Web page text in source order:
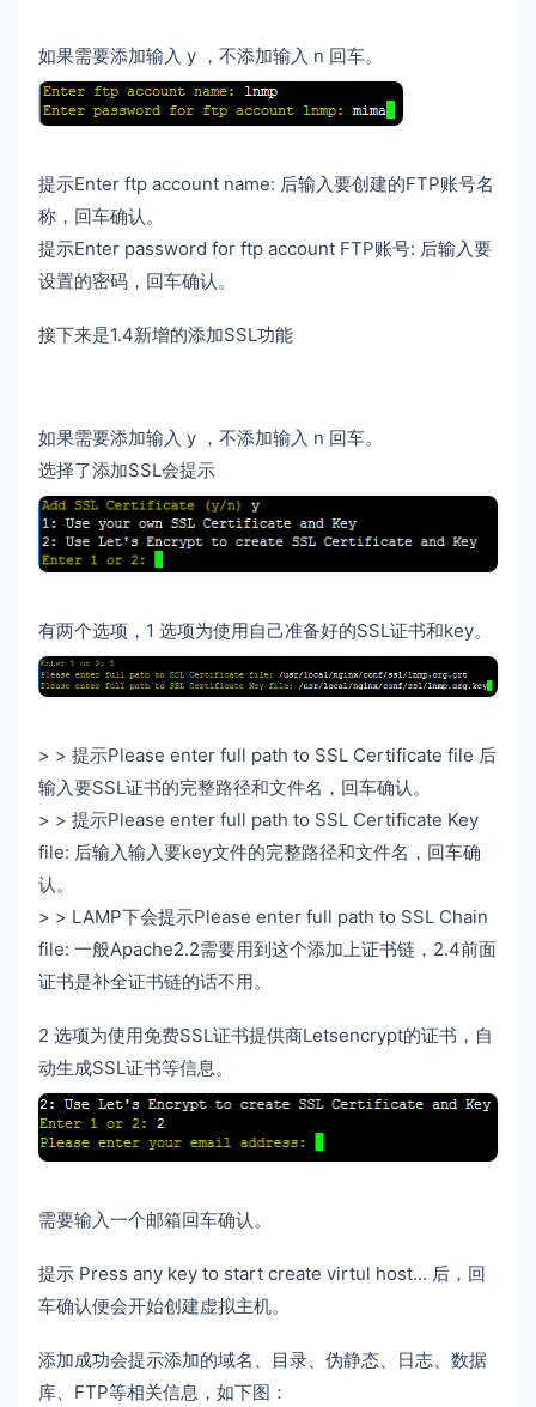
如果需要添加输入 y ，不添加输入 n 回车。
提示Enter ftp account name: 后输入要创建的FTP账号名
称，回车确认。
提示Enter password for ftp account FTP账号: 后输入要
设置的密码，回车确认。
接下来是1.4新增的添加SSL功能
如果需要添加输入 y ，不添加输入 n 回车。
选择了添加SSL会提示
有两个选项，1 选项为使用自己准备好的SSL证书和key。
> > 提示Please enter full path to SSL Certificate file 后
输入要SSL证书的完整路径和文件名，回车确认。
> > 提示Please enter full path to SSL Certificate Key
file: 后输入输入要key文件的完整路径和文件名，回车确
认。
> > LAMP下会提示Please enter full path to SSL Chain
file: 一般Apache2.2需要用到这个添加上证书链，2.4前面
证书是补全证书链的话不用。
2 选项为使用免费SSL证书提供商Letsencrypt的证书，自
动生成SSL证书等信息。
需要输入一个邮箱回车确认。
提示 Press any key to start create virtul host... 后，回
车确认便会开始创建虚拟主机。
添加成功会提示添加的域名、目录、伪静态、日志、数据
库、FTP等相关信息，如下图：